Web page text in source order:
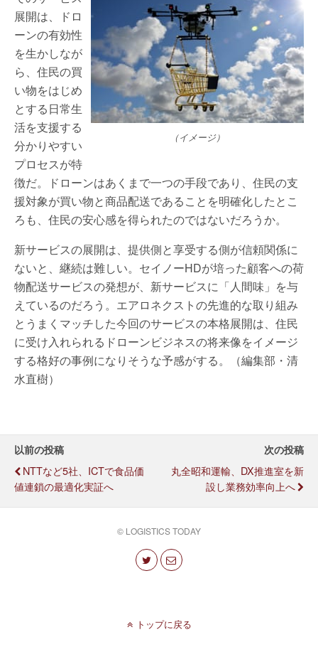
（イメージ）
展開は、ドロ
ーンの有効性
を生かしなが
ら、住民の買
い物をはじめ
とする日常生
活を支援する
分かりやすい
プロセスが特
徴だ。ドローンはあくまで一つの手段であり、住民の支
援対象が買い物と商品配送であることを明確化したとこ
ろも、住民の安心感を得られたのではないだろうか。
新サービスの展開は、提供側と享受する側が信頼関係に
ないと、継続は難しい。セイノーHDが培った顧客への荷
物配送サービスの発想が、新サービスに「人間味」を与
えているのだろう。エアロネクストの先進的な取り組み
とうまくマッチした今回のサービスの本格展開は、住民
に受け入れられるドローンビジネスの将来像をイメージ
する格好の事例になりそうな予感がする。（編集部・清
水直樹）
以前の投稿
NTTなど5社、ICTで食品価
値連鎖の最適化実証へ
次の投稿
丸全昭和運輸、DX推進室を新
設し業務効率向上へ
© LOGISTICS TODAY
トップに戻る